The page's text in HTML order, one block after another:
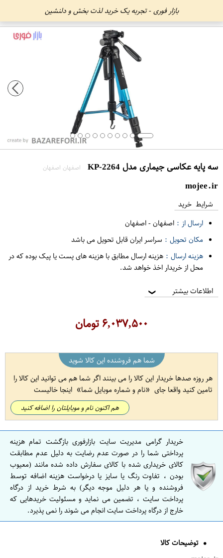
بازار فوری - تجربه یک خرید لذت بخش و دلنشین
سه پایه عکاسی جیماری مدل KP-2264 اصفهان اصفهان
mojee.ir
شرایط خرید
ارسال از : اصفهان-اصفهان
مکان تحویل : سراسر ایران قابل تحویل می باشد
هزینه ارسال : هزینه ارسال مطابق با هزینه های پست یا پیک بوده که در
محل از خریدار اخذ خواهد شد.
اطلاعات بیشتر ❯
۶,۰۳۷,۵۰۰تومان
شما هم فروشنده این کالا شوید
هر روزه صدها خریدار این کالا را می بینند اگر شما هم می توانید این کالا را
تامین کنید واقعا جای
نام و شماره موبایل شما اینجا خالیست
هم اکنون نام و موبایلتان را اضافه کنید
خریدار گرامی مدیریت سایت بازارفوری بازگشت تمام هزینه
پرداختی شما را در صورت عدم رضایت به دلیل عدم مطابقت
کالای خریداری شده با کالای سفارش داده شده مانند (معیوب
بودن ، تفاوت رنگ یا سایز یا درخواست هزینه اضافه توسط
فروشنده و یا هر دلیل موجه دیگر) به شرط خرید از درگاه
پرداخت سایت ، تضمین می نماید و مسئولیت خریدهایی که
خارج از درگاه پرداخت سایت انجام می شوند را نمی پذیرد.
توضیحات کالا